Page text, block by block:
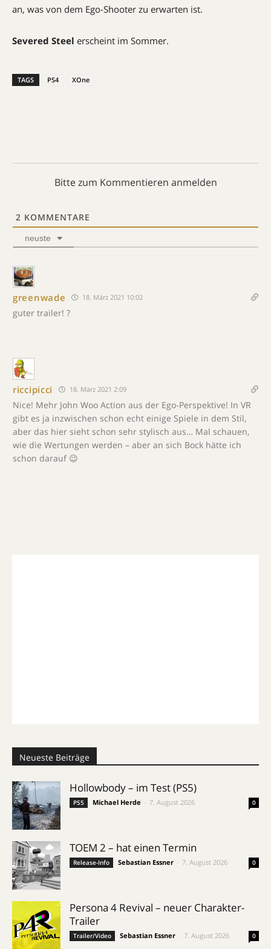
an, was von dem Ego-Shooter zu erwarten ist.
Severed Steel erscheint im Sommer.
TAGS PS4 XOne
Bitte zum Kommentieren anmelden
2 KOMMENTARE
neuste
greenwade 18. März 2021 10:02
guter trailer! ?
riccipicci 18. März 2021 2:09
Nice! Mehr John Woo Action aus der Ego-Perspektive! In VR
gibt es ja inzwischen schon echt einige Spiele in dem Stil,
aber das hier sieht schon sehr stylisch aus… Mal schauen,
wie die Wertungen werden – aber an sich Bock hätte ich
schon darauf 😉
Neueste Beiträge
Hollowbody – im Test (PS5)
PS5 Michael Herde 7. August 2026 0
TOEM 2 – hat einen Termin
Release-Info Sebastian Essner 7. August 2026 0
Persona 4 Revival – neuer Charakter-
Trailer
Trailer/Video Sebastian Essner 7. August 2026 0